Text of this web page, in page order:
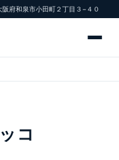
府和泉市小田町２丁目３−４０
コ